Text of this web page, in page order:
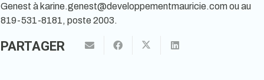
Genest à karine.genest@developpementmauricie.com ou au
819-531-8181, poste 2003.
PARTAGER